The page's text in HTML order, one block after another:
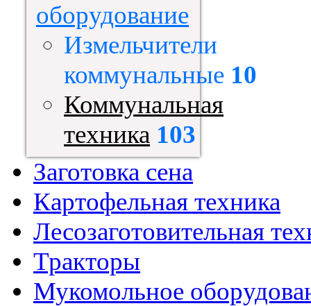
оборудование
Измельчители
коммунальные 10
Коммунальная
техника 103
Заготовка сена
Картофельная техника
Лесозаготовительная
Тракторы
Мукомольное